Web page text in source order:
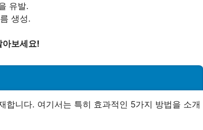
유발.
생성.
아보세요!
합니다. 여기서는 특히 효과적인 5가지 방법을 소개